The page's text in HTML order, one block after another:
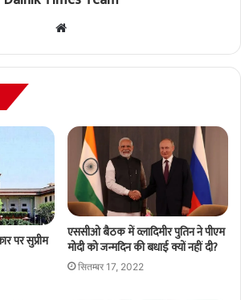
Website
पर सुप्रीम
एससीओ बैठक में व्लादिमीर पुतिन ने पीएम
मोदी को जन्मदिन की बधाई क्यों नहीं दी?
सितम्बर 17, 2022